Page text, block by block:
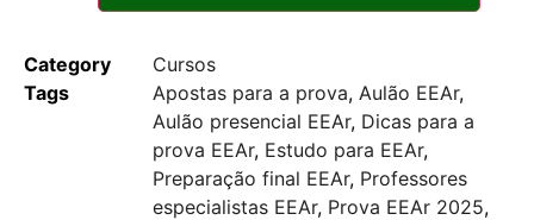
Category
Cursos
Tags
Apostas para a prova, Aulão EEAr,
Aulão presencial EEAr, Dicas para a
prova EEAr, Estudo para EEAr,
Preparação final EEAr, Professores
especialistas EEAr, Prova EEAr 2025,